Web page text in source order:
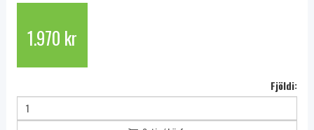
1.970 kr
Fjöldi: